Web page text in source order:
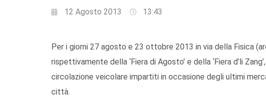
12 Agosto 2013 13:43
Per i giorni 27 agosto e 23 ottobre 2013 in via della Fisica
rispettivamente della ‘Fiera di Agosto’ e della ‘Fiera d’li
circolazione veicolare impartiti in occasione degli ultimi
città.